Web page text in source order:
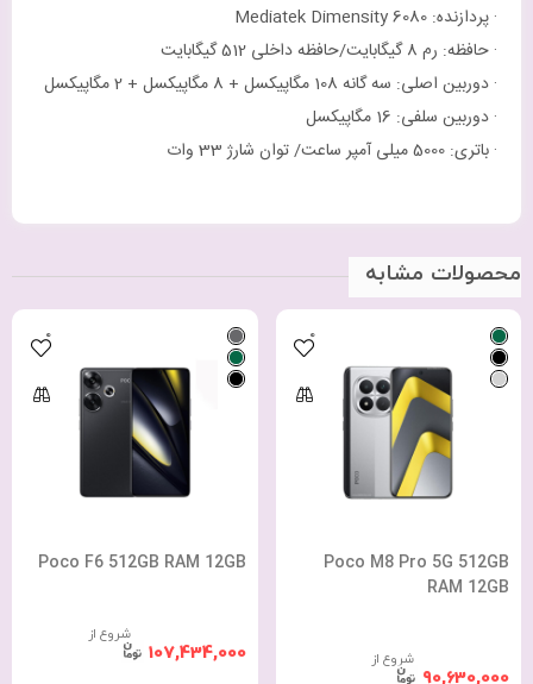
· پردازنده: Mediatek Dimensity 6080
· حافظه: رم 8 گیگابایت/حافظه داخلی 512 گیگابایت
· دوربین اصلی: سه گانه 108 مگاپیکسل + 8 مگاپیکسل + 2 مگاپیکسل
· دوربین سلفی: 16 مگاپیکسل
· باتری: 5000 میلی آمپر ساعت/ توان شارژ 33 وات
محصولات مشابه
Poco M8 Pro 5G 512GB
RAM 12GB
شروع از
90,630,000
0
Poco F6 512GB RAM 12GB
شروع از
107,434,000
0